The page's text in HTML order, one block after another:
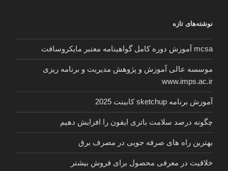
نوشته‌های تازه
mcsa آموزش دوره کامل گواهینامه معتبر مایکروسافت
موسسه عالی آموزش و پژوهش مدیریت و برنامه ریزی
www.imps.ac.ir
آموزش برنامه sketchup کابینت 2025
چگونه درصد سلامت باتری ایفون را افزایش دهیم
بهترین راه های صرفه جویی در مصرف برق
خلاقیت در معرفی محصول برای فروش بیشتر